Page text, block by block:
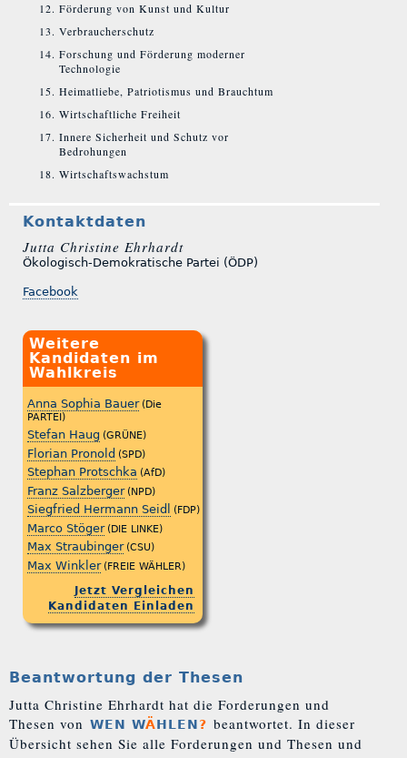
Förderung von Kunst und Kultur
Verbraucherschutz
Forschung und Förderung moderner
Technologie
Heimatliebe, Patriotismus und Brauchtum
Wirtschaftliche Freiheit
Innere Sicherheit und Schutz vor
Bedrohungen
Wirtschaftswachstum
Kontaktdaten
Jutta Christine Ehrhardt
Ökologisch-Demokratische Partei (ÖDP)
Facebook
Weitere
Kandidaten im
Wahlkreis
Anna Sophia Bauer (Die
PARTEI)
Stefan Haug (GRÜNE)
Florian Pronold (SPD)
Stephan Protschka (AfD)
Franz Salzberger (NPD)
Siegfried Hermann Seidl (FDP)
Marco Stöger (DIE LINKE)
Max Straubinger (CSU)
Max Winkler (FREIE WÄHLER)
Jetzt Vergleichen
Kandidaten Einladen
Beantwortung der Thesen
Jutta Christine Ehrhardt hat die Forderungen und
Thesen von WEN WÄHLEN? beantwortet. In dieser
Übersicht sehen Sie alle Forderungen und Thesen und